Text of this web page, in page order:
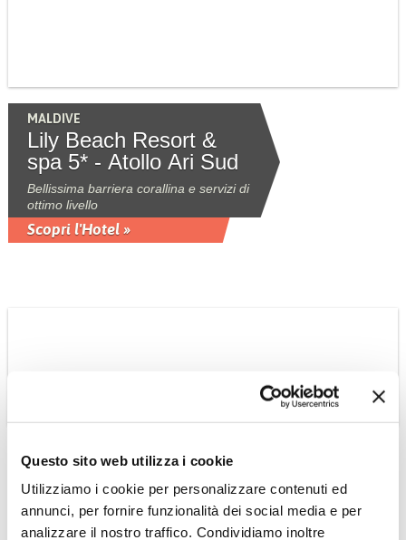
Questo sito web utilizza i cookie
Utilizziamo i cookie per personalizzare contenuti ed
annunci, per fornire funzionalità dei social media e per
analizzare il nostro traffico. Condividiamo inoltre
MALDIVE
Lily Beach Resort &
spa 5* - Atollo Ari Sud
Bellissima barriera corallina e servizi di
ottimo livello
Scopri l'Hotel »
INDONESIA
Mahamaya Boutique